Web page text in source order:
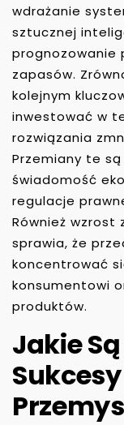
wdrażanie
sztucznej
prognozowanie
zapasów.
kolejnym
inwestować w
rozwiązania
Przemiany te
świadomość
regulacje
Również wzrost
sprawia, że
koncentrować
konsumentowi
produktów.
Jakie